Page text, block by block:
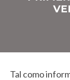
Tal como